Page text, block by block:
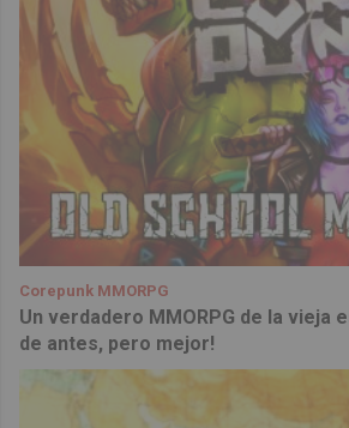
Corepunk MMORPG
Un verdadero MMORPG de la vieja
de antes, pero mejor!